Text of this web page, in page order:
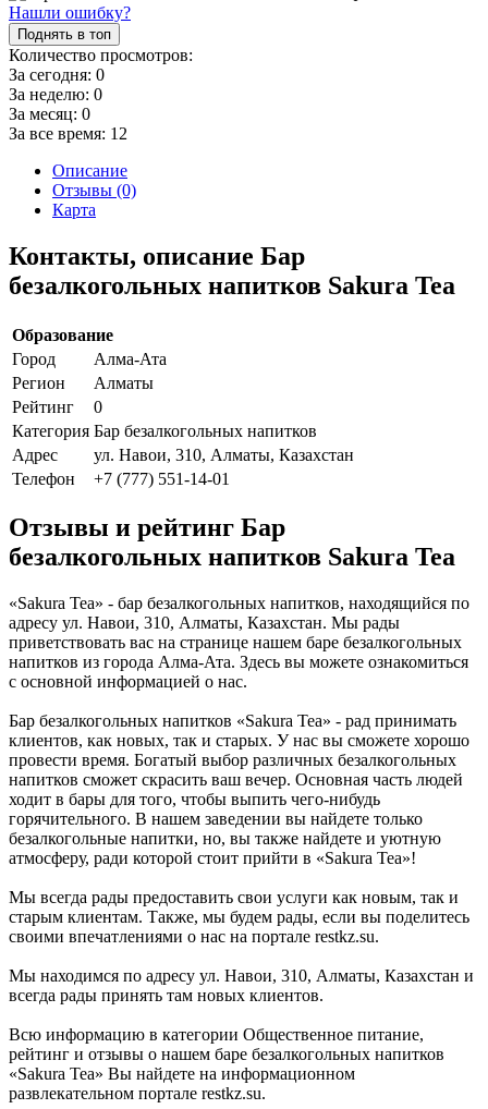
Нашли ошибку?
Поднять в топ
Количество просмотров:
За сегодня: 0
За неделю: 0
За месяц: 0
За все время: 12
Описание
Отзывы (0)
Карта
Контакты, описание Бар
безалкогольных напитков Sakura Tea
Образование
Город
Алма-Ата
Регион
Алматы
Рейтинг
0
Категория Бар безалкогольных напитков
Адрес
ул. Навои, 310, Алматы, Казахстан
Телефон
+7 (777) 551-14-01
Отзывы и рейтинг Бар
безалкогольных напитков Sakura Tea
«Sakura Tea» - бар безалкогольных напитков, находящийся по
адресу ул. Навои, 310, Алматы, Казахстан. Мы рады
приветствовать вас на странице нашем баре безалкогольных
напитков из города Алма-Ата. Здесь вы можете ознакомиться
с основной информацией о нас.
Бар безалкогольных напитков «Sakura Tea» - рад принимать
клиентов, как новых, так и старых. У нас вы сможете хорошо
провести время. Богатый выбор различных безалкогольных
напитков сможет скрасить ваш вечер. Основная часть людей
ходит в бары для того, чтобы выпить чего-нибудь
горячительного. В нашем заведении вы найдете только
безалкогольные напитки, но, вы также найдете и уютную
атмосферу, ради которой стоит прийти в «Sakura Tea»!
Мы всегда рады предоставить свои услуги как новым, так и
старым клиентам. Также, мы будем рады, если вы поделитесь
своими впечатлениями о нас на портале restkz.su.
Мы находимся по адресу ул. Навои, 310, Алматы, Казахстан и
всегда рады принять там новых клиентов.
Всю информацию в категории Общественное питание,
рейтинг и отзывы о нашем баре безалкогольных напитков
«Sakura Tea» Вы найдете на информационном
развлекательном портале restkz.su.